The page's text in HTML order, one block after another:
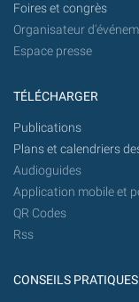
Foires et congrès
Organisateur
Espace presse
TÉLÉCHARGER
Publications
Plans et calendriers
Audioguides
Application mobile et
QR Codes
Rss
CONSEILS PRATIQUES